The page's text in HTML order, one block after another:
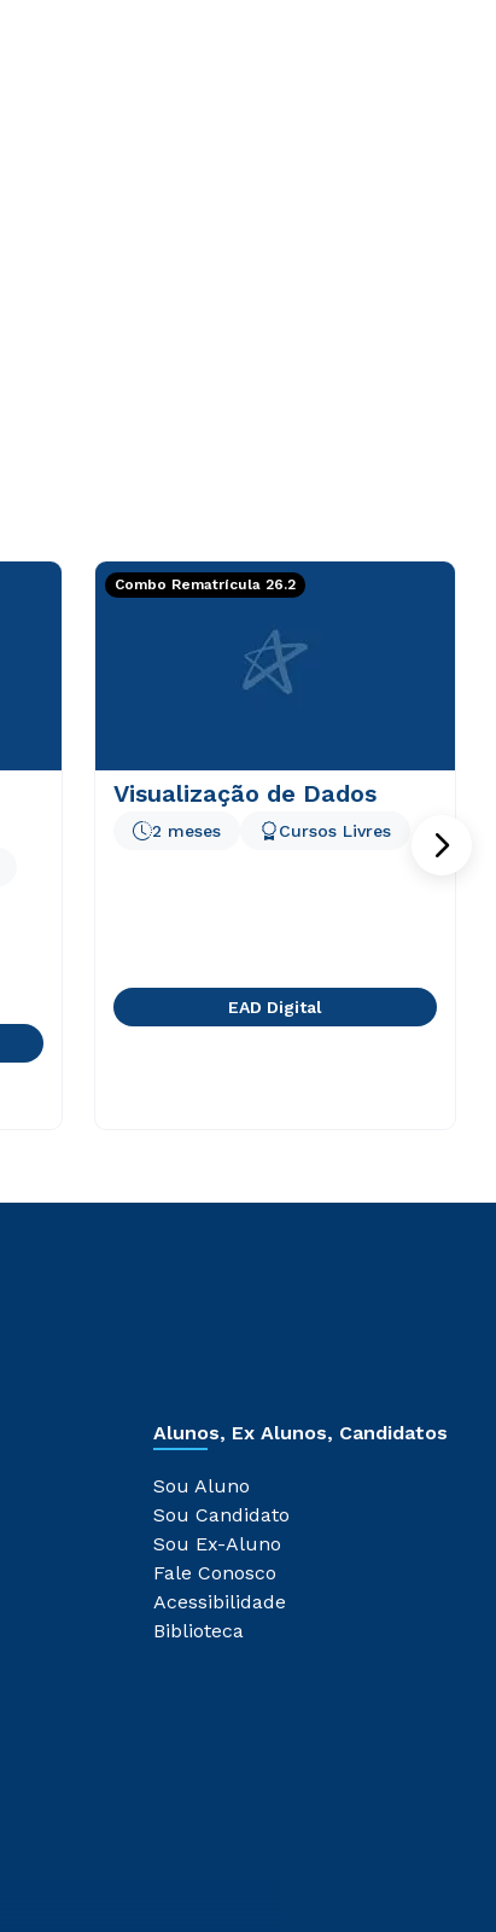
Combo Rematrícula 26.2
Visualização de Dados
2 meses Cursos Livres
EAD Digital
Alunos, Ex Alunos, Candidatos
Sou Aluno
Sou Candidato
Sou Ex-Aluno
Fale Conosco
Acessibilidade
Biblioteca